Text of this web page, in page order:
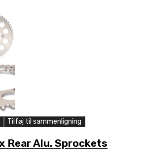
Tilføj til sammenligning
Rear Alu. Sprockets